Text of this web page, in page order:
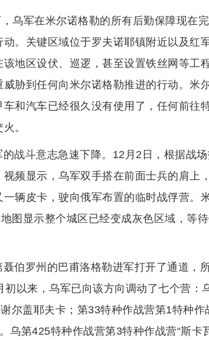
乌军在米尔诺格勒的所有后勤保障现在
。关键区域位于罗夫诺耶镇附近以及红
地区设伏、巡逻，甚至设置铁丝网等工
胁到任何向米尔诺格勒推进的行动。米
和汽车已经很久没有使用了，任何前往
。
战斗意志急速下降。12月2日，根据战场
频显示，乌军双手搭在前面士兵的肩上
辆皮卡，驶向俄军布置的临时战俘营。
图显示整个城区已经变成灰色区域，等
伯罗州的巴甫洛格勒进军打开了通道，
以来，乌军已向该方向调动了七个营：
尔盖耶夫卡；第33特种作战营第1特种作
乌第425特种作战营第3特种作战营“斯卡